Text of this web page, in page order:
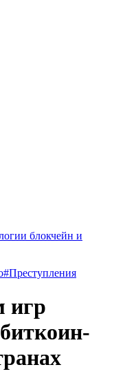
блокчейн и
#Преступления
игр